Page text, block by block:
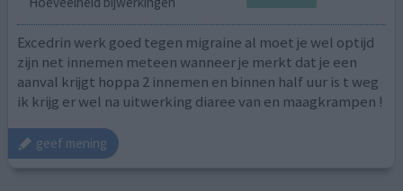
Excedrin werk goed tegen migraine al moet je wel optijd
zijn net innemen meteen wanneer je merkt dat je een
aanval krijgt hoppa 2 innemen en binnen half uur is t weg
ik krijg er wel na uitwerking diaree van en maagkrampen !
geef mening